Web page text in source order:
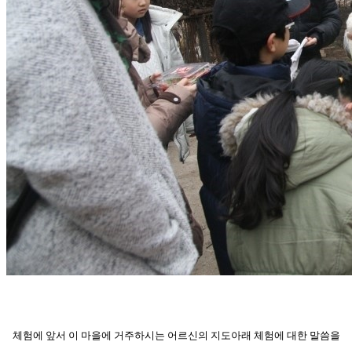
체험에 앞서 이 마을에 거주하시는 어르신의 지도아래 체험에 대한 말씀을